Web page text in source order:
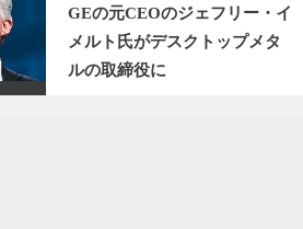
GEの元CEOのジェフリー・イ
メルト氏がデスクトップメタ
ルの取締役に